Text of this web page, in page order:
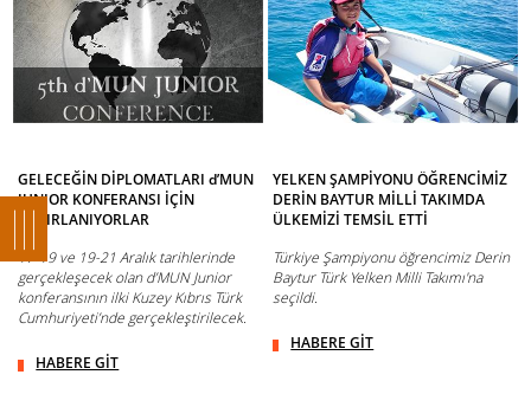
GELECEĞİN DİPLOMATLARI d’MUN
JUNIOR KONFERANSI İÇİN
HAZIRLANIYORLAR
17-19 ve 19-21 Aralık tarihlerinde
gerçekleşecek olan d’MUN Junior
konferansının ilki Kuzey Kıbrıs Türk
Cumhuriyeti’nde gerçekleştirilecek.
HABERE GİT
YELKEN ŞAMPİYONU ÖĞRENCİMİZ
DERİN BAYTUR MİLLİ TAKIMDA
ÜLKEMİZİ TEMSİL ETTİ
Türkiye Şampiyonu öğrencimiz Derin
Baytur Türk Yelken Milli Takımı'na
seçildi.
HABERE GİT